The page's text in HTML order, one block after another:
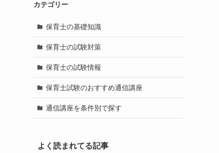
カテゴリー
保育士の基礎知識
保育士の試験対策
保育士の試験情報
保育士試験のおすすめ通信講座
通信講座を条件別で探す
よく読まれてる記事